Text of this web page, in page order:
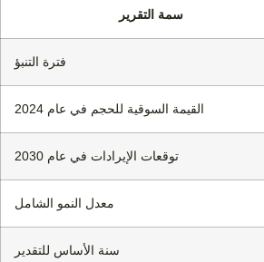
سمة التقرير
فترة التنبؤ
القيمة السوقية للحجم في عام 2024
توقعات الإيرادات في عام 2030
معدل النمو الشامل
سنة الأساس للتقدير